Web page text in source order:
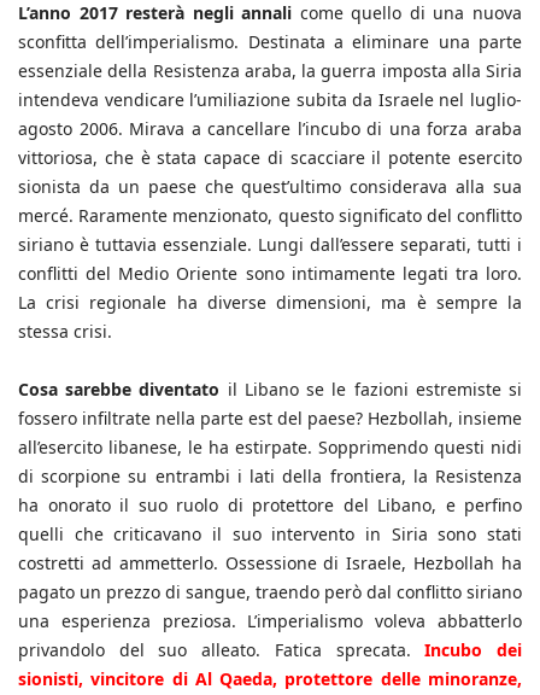
L’anno 2017 resterà negli annali come quello di una nuova
sconfitta dell’imperialismo. Destinata a eliminare una parte
essenziale della Resistenza araba, la guerra imposta alla Siria
intendeva vendicare l’umiliazione subita da Israele nel luglio-
agosto 2006. Mirava a cancellare l’incubo di una forza araba
vittoriosa, che è stata capace di scacciare il potente esercito
sionista da un paese che quest’ultimo considerava alla sua
mercé. Raramente menzionato, questo significato del conflitto
siriano è tuttavia essenziale. Lungi dall’essere separati, tutti i
conflitti del Medio Oriente sono intimamente legati tra loro.
La crisi regionale ha diverse dimensioni, ma è sempre la
stessa crisi.
Cosa sarebbe diventato il Libano se le fazioni estremiste si
fossero infiltrate nella parte est del paese? Hezbollah, insieme
all’esercito libanese, le ha estirpate. Sopprimendo questi nidi
di scorpione su entrambi i lati della frontiera, la Resistenza
ha onorato il suo ruolo di protettore del Libano, e perfino
quelli che criticavano il suo intervento in Siria sono stati
costretti ad ammetterlo. Ossessione di Israele, Hezbollah ha
pagato un prezzo di sangue, traendo però dal conflitto siriano
una esperienza preziosa. L’imperialismo voleva abbatterlo
privandolo del suo alleato. Fatica sprecata.Incubo dei
sionisti, vincitore di Al Qaeda, protettore delle minoranze,